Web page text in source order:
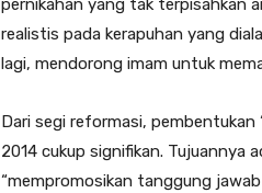
pernikahan yang tak terpisahkan
realistis pada kerapuhan yang
lagi, mendorong imam untuk
Dari segi reformasi, pembentukan
2014 cukup signifikan. Tujuannya
“mempromosikan tanggung